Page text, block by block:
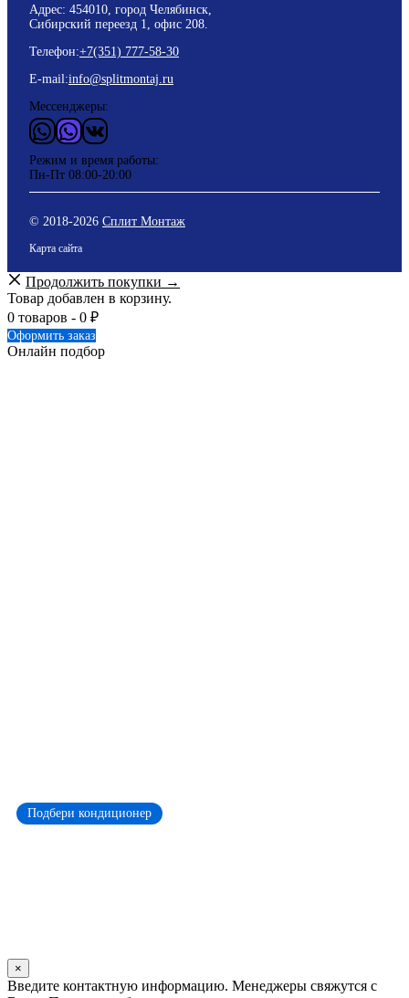
Подбери кондиционер
Адрес: 454010, город Челябинск,
Сибирский переезд 1, офис 208.
Телефон:+7(351) 777-58-30
E-mail:info@splitmontaj.ru
Мессенджеры:
WhatsApp
ViderВКонтакте
Режим и время работы:
Пн-Пт 08:00-20:00
© 2018-2026 Сплит Монтаж
Карта сайта
Продолжить покупки →
Товар добавлен в корзину.
0 товаров - 0 ₽
Оформить заказ
Онлайн подбор
×
Оставьте
Введите контактную информацию. Менеджеры свяжутся с